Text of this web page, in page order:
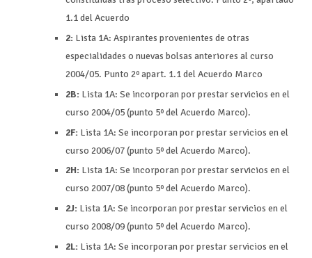
1.1 del Acuerdo
2: Lista 1A: Aspirantes provenientes de otras
especialidades o nuevas bolsas anteriores al curso
2004/05. Punto 2º apart. 1.1 del Acuerdo Marco
2B: Lista 1A: Se incorporan por prestar servicios en el
curso 2004/05 (punto 5º del Acuerdo Marco).
2F: Lista 1A: Se incorporan por prestar servicios en el
curso 2006/07 (punto 5º del Acuerdo Marco).
2H: Lista 1A: Se incorporan por prestar servicios en el
curso 2007/08 (punto 5º del Acuerdo Marco).
2J: Lista 1A: Se incorporan por prestar servicios en el
curso 2008/09 (punto 5º del Acuerdo Marco).
2L: Lista 1A: Se incorporan por prestar servicios en el